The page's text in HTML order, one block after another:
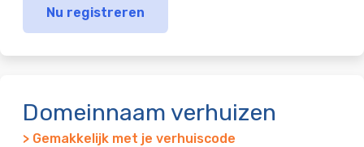
Nu registreren
Domeinnaam verhuizen
> Gemakkelijk met je verhuiscode